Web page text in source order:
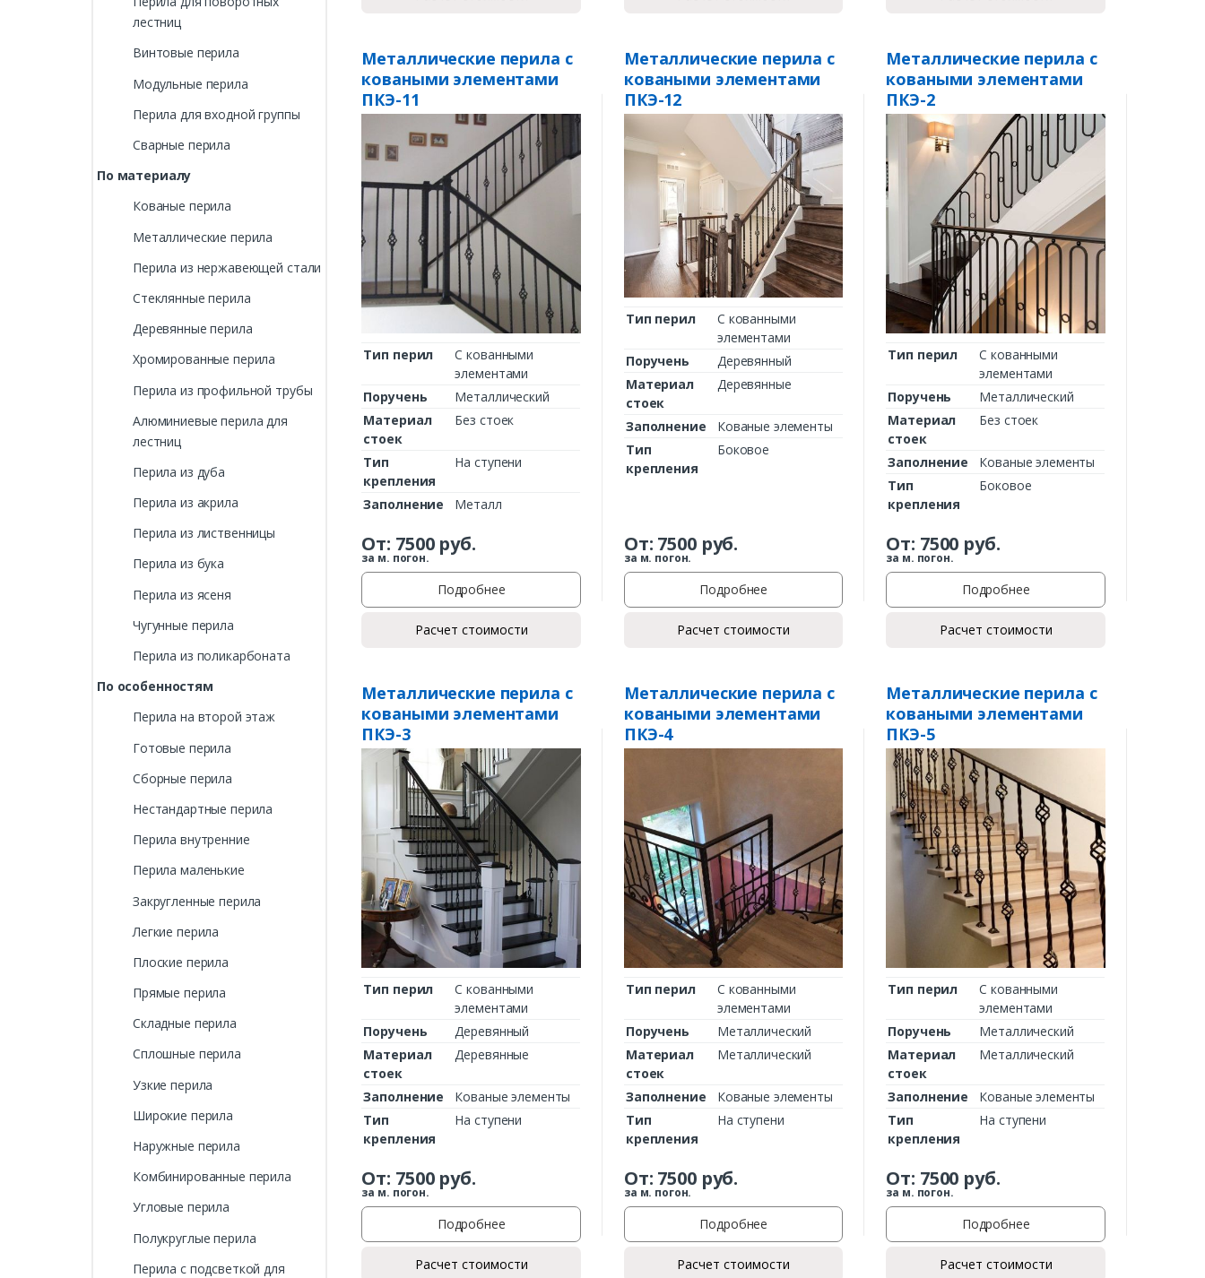
Заказать
Ваше имя*
Ваш телефон*
Комментарий к заказу
Металлические перила с
коваными элементами
ПКЭ-11
Тип перил
С кованными
элементами
Поручень
Металлический
Материал
стоек
Без стоек
Тип
крепления
На ступени
Заполнение Металл
От: 7500руб.
за м. погон.
Подробнее
Расчет стоимости
Металлические перила с
коваными элементами
ПКЭ-12
Тип перил
С кованными
элементами
Поручень
Деревянный
Материал
стоек
Деревянные
Заполнение
Кованые элементы
Тип
крепления
Боковое
От: 7500руб.
за м. погон.
Подробнее
Расчет стоимости
Металлические перила с
коваными элементами
ПКЭ-2
Тип перил
С кованными
элементами
Поручень
Металлический
Материал
стоек
Без стоек
Заполнение
Кованые элементы
Тип
крепления
Боковое
От: 7500 руб.
за м. погон.
Подробнее
Расчет стоимости
Металлические перила с
коваными элементами
ПКЭ-3
Тип перил
С кованными
элементами
Поручень
Деревянный
Материал
стоек
Деревянные
Заполнение
Кованые элементы
Тип
крепления
На ступени
От: 7500руб.
за м. погон.
Подробнее
Расчет стоимости
Металлические перила с
коваными элементами
ПКЭ-4
Тип перил
С кованными
элементами
Поручень
Металлический
Материал
стоек
Металлический
Заполнение
Кованые элементы
Тип
крепления
На ступени
От: 7500руб.
за м. погон.
Подробнее
Расчет стоимости
Металлические перила с
коваными элементами
ПКЭ-5
Тип перил
С кованными
элементами
Поручень
Металлический
Материал
стоек
Металлический
Заполнение
Кованые элементы
Тип
крепления
На ступени
От: 7500 руб.
за м. погон.
Подробнее
Расчет стоимости
лестниц
Винтовые перила
Модульные перила
Перила для входной группы
Сварные перила
По материалу
Кованые перила
Металлические перила
Перила из нержавеющей стали
Стеклянные перила
Деревянные перила
Хромированные перила
Перила из профильной трубы
Алюминиевые перила для
лестниц
Перила из дуба
Перила из акрила
Перила из лиственницы
Перила из бука
Перила из ясеня
Чугунные перила
Перила из поликарбоната
По особенностям
Перила на второй этаж
Готовые перила
Сборные перила
Нестандартные перила
Перила внутренние
Перила маленькие
Закругленные перила
Легкие перила
Плоские перила
Прямые перила
Складные перила
Сплошные перила
Узкие перила
Широкие перила
Наружные перила
Комбинированные перила
Угловые перила
Полукруглые перила
Перила с подсветкой для